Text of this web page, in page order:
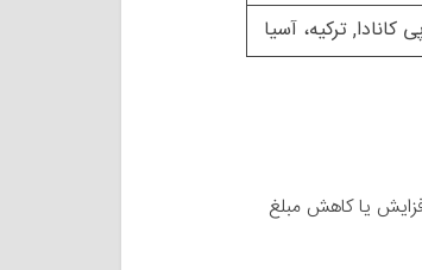
ترکیه، آسیا
یا کاهش مبلغ